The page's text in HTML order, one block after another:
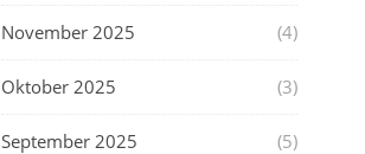
November 2025 (4)
Oktober 2025 (3)
September 2025 (5)